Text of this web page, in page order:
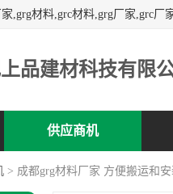
品建材科技有限
供应商机
> 成都grg材料厂家 方便搬运和